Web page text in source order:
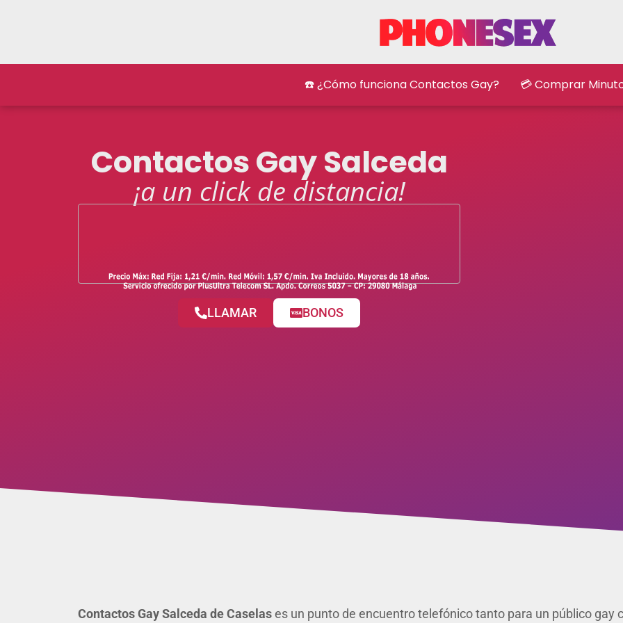
☎️ ¿Cómo funciona Contactos Gay? 💳 Comprar
Contactos Gay Salceda
¡a un click de distancia!
LLAMAR BONOS
Contactos Gay Salceda de Caselases un punto de encuentro telefónico tanto para un público gay